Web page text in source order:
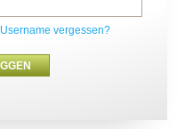
Username vergessen?